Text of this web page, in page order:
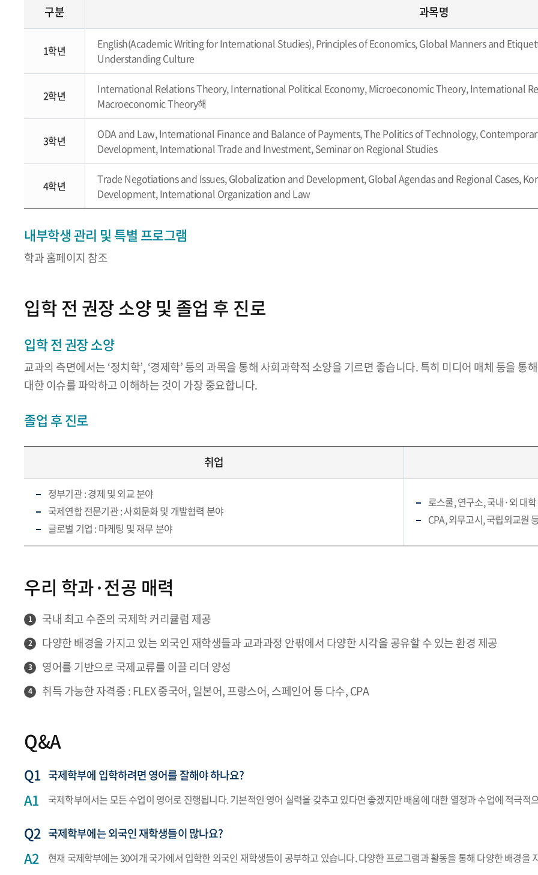
구분 과목명
1학년
English(Academic Writing for International Studies), Principles of Economics, Global Manners and
Understanding Culture
2학년
International Relations Theory, International Political Economy, Microeconomic Theory, International
Macroeconomic Theory해
3학년
ODA and Law, International Finance and Balance of Payments, The Politics of Technology,
Development, International Trade and Investment, Seminar on Regional Studies
4학년
Trade Negotiations and Issues, Globalization and Development, Global Agendas and Regional Cases,
Development, International Organization and Law
내부학생 관리 및 특별 프로그램
학과 홈페이지 참조
입학 전 권장 소양 및 졸업 후 진로
입학 전 권장 소양
교과의 측면에서는 ‘정치학’, ‘경제학’ 등의 과목을 통해 사회과학적 소양을 기르면 좋습니다. 특히 미디어 매체 등을
대한 이슈를 파악하고 이해하는 것이 가장 중요합니다.
졸업 후 진로
취업
정부기관 : 경제 및 외교 분야
국제연합 전문기관 : 사회문화 및 개발협력 분야
글로벌 기업 : 마케팅 및 재무 분야
로스쿨, 연구소, 국내·외 대
CPA, 외무고시, 국립외교원
우리 학과·전공 매력
1 국내 최고 수준의 국제학 커리큘럼 제공
2 다양한 배경을 가지고 있는 외국인 재학생들과 교과과정 안팎에서 다양한 시각을 공유할 수 있는 환경 제공
3 영어를 기반으로 국제교류를 이끌 리더 양성
4 취득 가능한 자격증 : FLEX 중국어, 일본어, 프랑스어, 스페인어 등 다수, CPA
Q&A
국제학부에 입학하려면 영어를 잘해야 하나요?
국제학부에서는 모든 수업이 영어로 진행됩니다. 기본적인 영어 실력을 갖추고 있다면 좋겠지만 배움에 대한 열정과 수업에 적극
국제학부에는 외국인 재학생들이 많나요?
현재 국제학부에는 30여개 국가에서 입학한 외국인 재학생들이 공부하고 있습니다. 다양한 프로그램과 활동을 통해 다양한 배경을